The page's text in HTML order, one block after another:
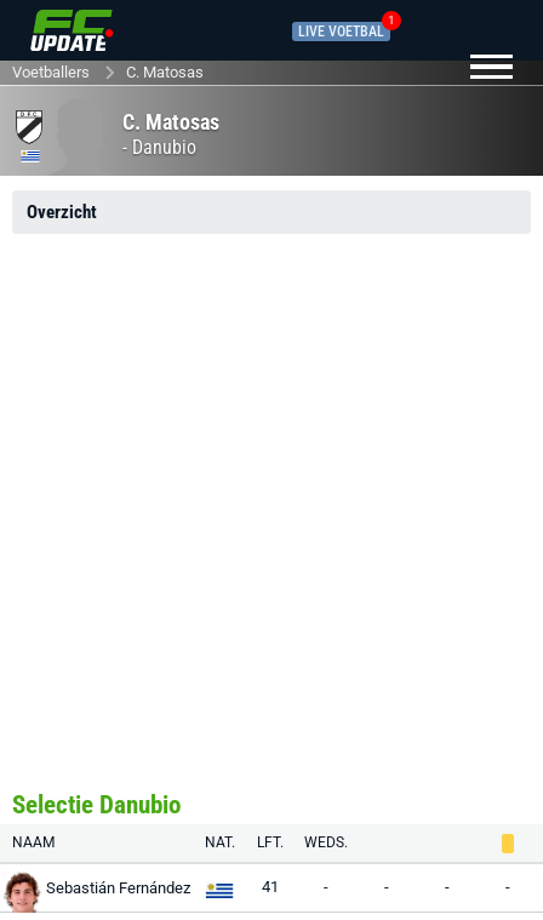
LIVE VOETBAL
1
Voetballers C. Matosas
C. Matosas
- Danubio
Overzicht
Selectie Danubio
NAAM NAT. LFT. WEDS.
Sebastián Fernández 41 - - - -